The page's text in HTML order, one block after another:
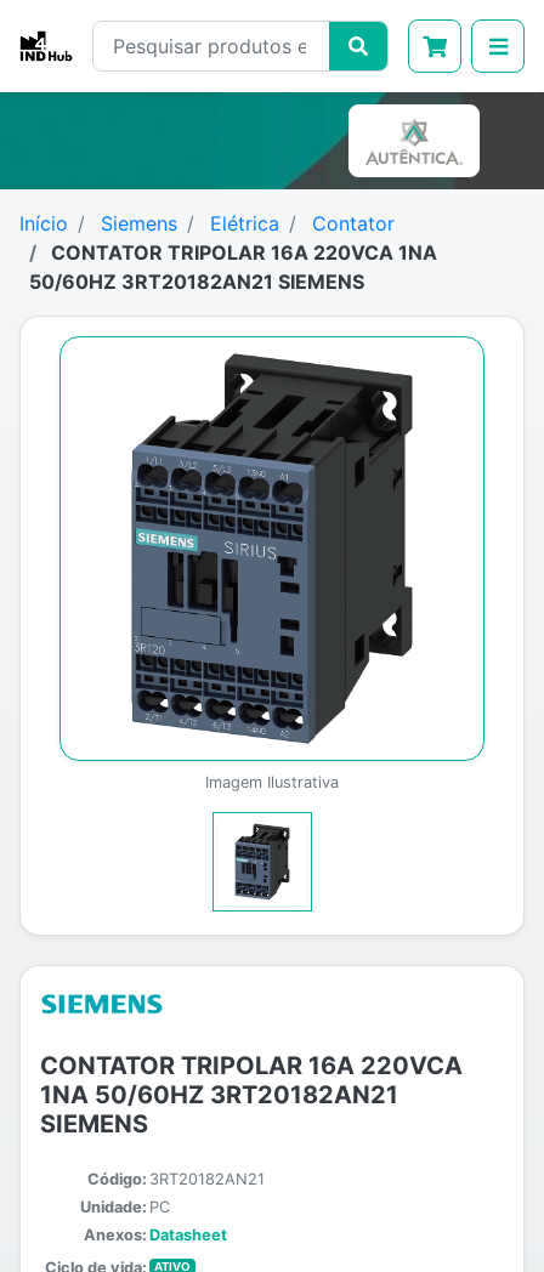
Início Siemens Elétrica
Contator
CONTATOR TRIPOLAR 16A 220VCA 1NA
50/60HZ 3RT20182AN21 SIEMENS
Imagem Ilustrativa
CONTATOR TRIPOLAR 16A 220VCA
1NA 50/60HZ 3RT20182AN21
SIEMENS
Código: 3RT20182AN21
Unidade: PC
Anexos: Datasheet
Ciclo de vida:
ATIVO